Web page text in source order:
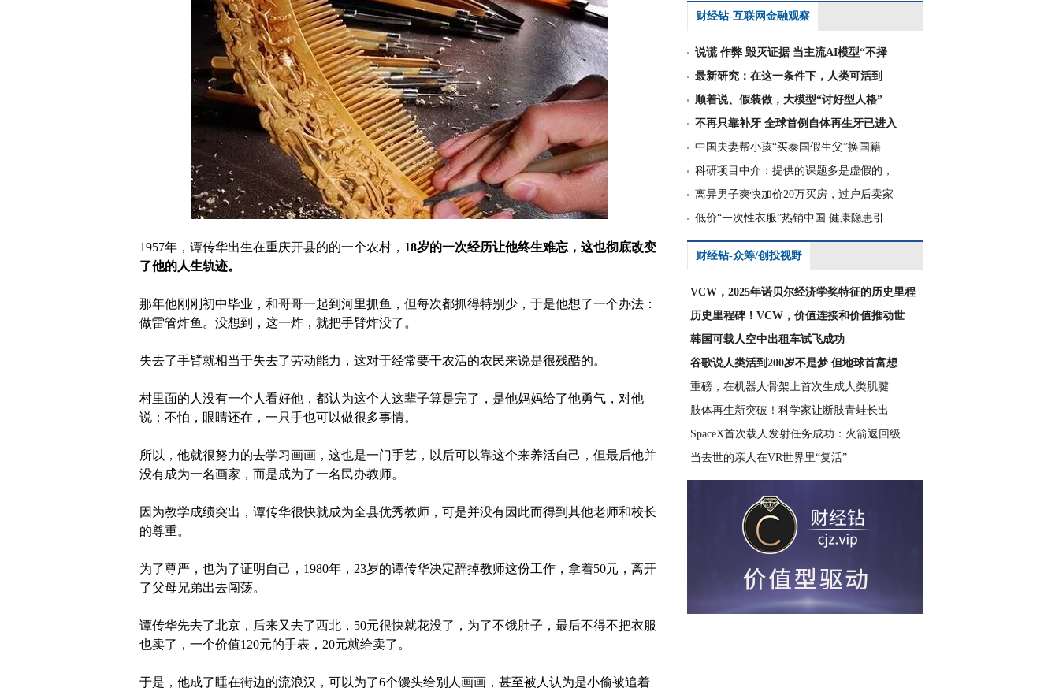
1957年，谭传华出生在重庆开县的的一个农村， 18岁的一次经历让他终生难忘，这也彻底改变
了他的人生轨迹。
那年他刚刚初中毕业，和哥哥一起到河里抓鱼，但每次都抓得特别少，于是他想了一个办法：
做雷管炸鱼。没想到，这一炸，就把手臂炸没了。
失去了手臂就相当于失去了劳动能力，这对于经常要干农活的农民来说是很残酷的。
村里面的人没有一个人看好他，都认为这个人这辈子算是完了，是他妈妈给了他勇气，对他
说：不怕，眼睛还在，一只手也可以做很多事情。
所以，他就很努力的去学习画画，这也是一门手艺，以后可以靠这个来养活自己，但最后他并
没有成为一名画家，而是成为了一名民办教师。
因为教学成绩突出，谭传华很快就成为全县优秀教师，可是并没有因此而得到其他老师和校长
的尊重。
为了尊严，也为了证明自己，1980年，23岁的谭传华决定辞掉教师这份工作，拿着50元，离开
了父母兄弟出去闯荡。
谭传华先去了北京，后来又去了西北，50元很快就花没了，为了不饿肚子，最后不得不把衣服
也卖了，一个价值120元的手表，20元就给卖了。
于是，他成了睡在街边的流浪汉，可以为了6个馒头给别人画画，甚至被人认为是小偷被追着
财经钻-互联网金融观察
说谎 作弊 毁灭证据 当主流AI模型“不择
最新研究：在这一条件下，人类可活到
顺着说、假装做，大模型“讨好型人格”
不再只靠补牙 全球首例自体再生牙已进入
中国夫妻帮小孩“买泰国假生父”换国籍
科研项目中介：提供的课题多是虚假的，
离异男子爽快加价20万买房，过户后卖家
低价“一次性衣服”热销中国 健康隐患引
财经钻-众筹/创投视野
VCW，2025年诺贝尔经济学奖特征的历史里程
历史里程碑！VCW，价值连接和价值推动世
韩国可载人空中出租车试飞成功
谷歌说人类活到200岁不是梦 但地球首富想
重磅，在机器人骨架上首次生成人类肌腱
肢体再生新突破！科学家让断肢青蛙长出
SpaceX首次载人发射任务成功：火箭返回级
当去世的亲人在VR世界里“复活”